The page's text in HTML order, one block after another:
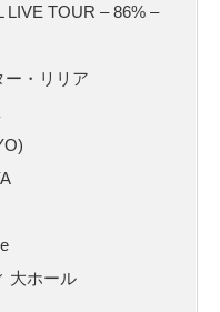
LIVE TOUR – 86% –
ー・リリア
大ホール